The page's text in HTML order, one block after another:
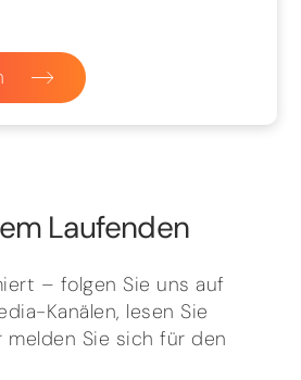
Laufenden
– folgen Sie uns auf
Kanälen, lesen Sie
melden Sie sich für den